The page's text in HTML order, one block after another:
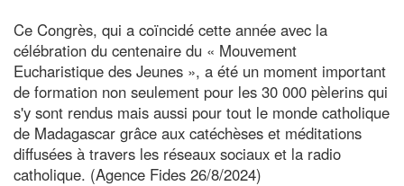
Ce Congrès, qui a coïncidé cette année avec la
célébration du centenaire du « Mouvement
Eucharistique des Jeunes », a été un moment important
de formation non seulement pour les 30 000 pèlerins qui
s'y sont rendus mais aussi pour tout le monde catholique
de Madagascar grâce aux catéchèses et méditations
diffusées à travers les réseaux sociaux et la radio
catholique. (Agence Fides 26/8/2024)